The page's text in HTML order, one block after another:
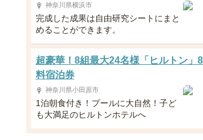
神奈川県横浜市
完成した成果は自由研究シートにまと
めることができます。
超豪華！8組最大24名様「ヒルトン」
料宿泊券
神奈川県小田原市
1泊朝食付き！プールに大自然！子ど
も大満足のヒルトンホテルへ